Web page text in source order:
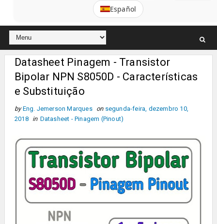
Español
Datasheet Pinagem - Transistor
Bipolar NPN S8050D - Características
e Substituição
by Eng. Jemerson Marques on segunda-feira, dezembro 10,
2018
in Datasheet - Pinagem (Pinout)